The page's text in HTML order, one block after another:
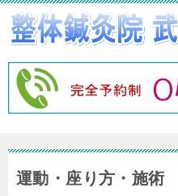
運動・座り方・施術